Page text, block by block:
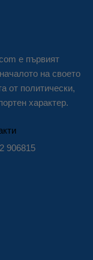
е първият
на своето
от политически,
характер.
906815